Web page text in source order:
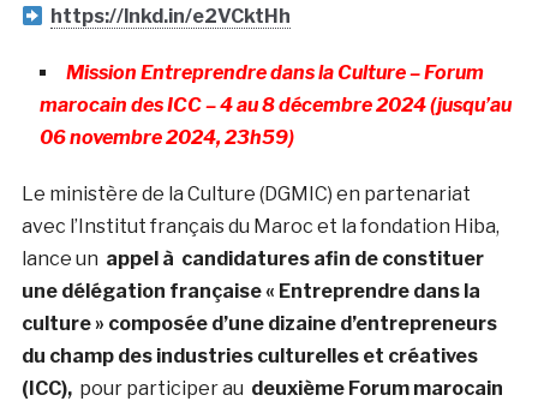
https://lnkd.in/e2VCktHh
Mission Entreprendre dans la Culture – Forum
marocain des ICC – 4 au 8 décembre 2024 (jusqu’au
06 novembre 2024, 23h59)
Le ministère de la Culture (DGMIC) en partenariat
avec l’Institut français du Maroc et la fondation Hiba,
lance un appel à candidatures afin de constituer
une délégation française « Entreprendre dans la
culture » composée d’une dizaine d’entrepreneurs
du champ des industries culturelles et créatives
(ICC),pour participer au deuxième Forum marocain